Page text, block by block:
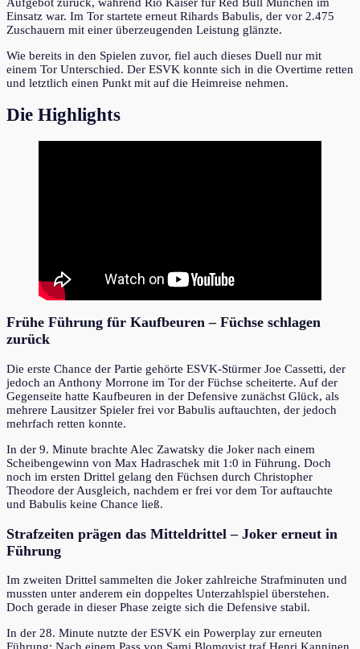
Einsatz war. Im Tor startete erneut Rihards Babulis, der vor 2.475
Zuschauern mit einer überzeugenden Leistung glänzte.
Wie bereits in den Spielen zuvor, fiel auch dieses Duell nur mit
einem Tor Unterschied. Der ESVK konnte sich in die Overtime retten
und letztlich einen Punkt mit auf die Heimreise nehmen.
Die Highlights
Frühe Führung für Kaufbeuren – Füchse schlagen
zurück
Die erste Chance der Partie gehörte ESVK-Stürmer Joe Cassetti, der
jedoch an Anthony Morrone im Tor der Füchse scheiterte. Auf der
Gegenseite hatte Kaufbeuren in der Defensive zunächst Glück, als
mehrere Lausitzer Spieler frei vor Babulis auftauchten, der jedoch
mehrfach retten konnte.
In der 9. Minute brachte Alec Zawatsky die Joker nach einem
Scheibengewinn von Max Hadraschek mit 1:0 in Führung. Doch
noch im ersten Drittel gelang den Füchsen durch Christopher
Theodore der Ausgleich, nachdem er frei vor dem Tor auftauchte
und Babulis keine Chance ließ.
Strafzeiten prägen das Mitteldrittel – Joker erneut in
Führung
Im zweiten Drittel sammelten die Joker zahlreiche Strafminuten und
mussten unter anderem ein doppeltes Unterzahlspiel überstehen.
Doch gerade in dieser Phase zeigte sich die Defensive stabil.
In der 28. Minute nutzte der ESVK ein Powerplay zur erneuten